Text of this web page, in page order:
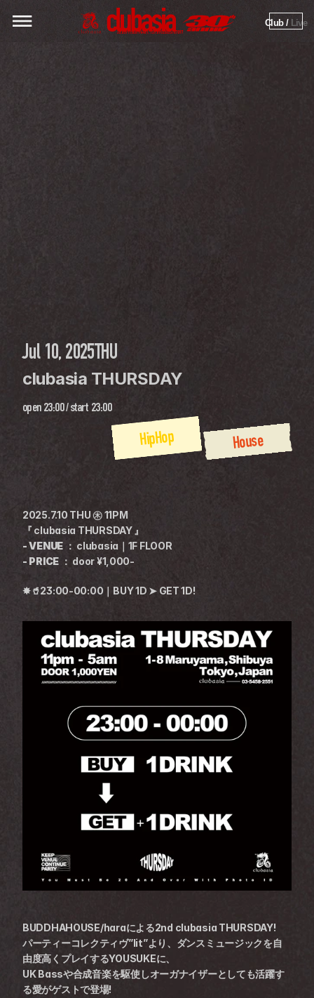
Club / Live
Jul 10, 2025THU
clubasia THURSDAY
open 23:00 / start 23:00
House
HipHop
2025.7.10 THU ㊍ 11PM
『 clubasia THURSDAY 』
- VENUE ： clubasia｜1F FLOOR
- PRICE ： door ¥1,000-
✸🥤23:00-00:00｜BUY 1D ➤ GET 1D!
BUDDHAHOUSE/haraによる2nd clubasia THURSDAY!
パーティーコレクティヴ”lit”より、ダンスミュージックを自
由度高くプレイするYOUSUKEに、
UK Bassや合成音楽を駆使しオーガナイザーとしても活躍す
る愛がゲストで登場!